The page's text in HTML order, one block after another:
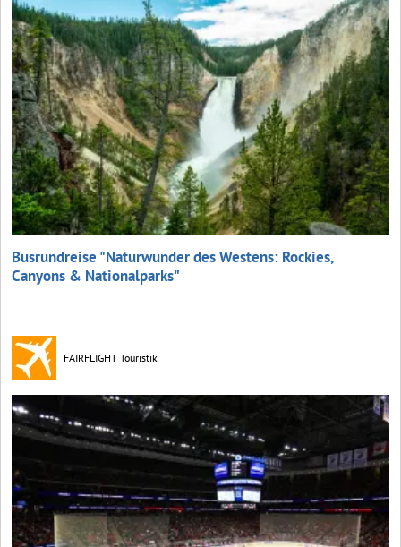
Busrundreise "Naturwunder des Westens: Rockies,
Canyons & Nationalparks"
FAIRFLIGHT Touristik